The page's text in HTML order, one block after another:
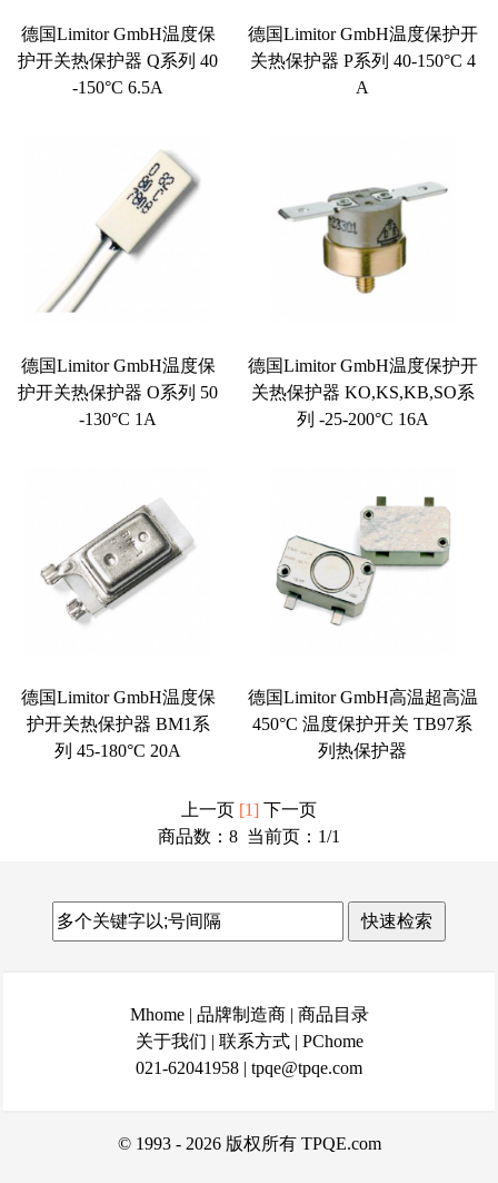
德国Limitor GmbH温度保
护开关热保护器 Q系列 40
-150°C 6.5A
德国Limitor GmbH温度保护开
关热保护器 P系列 40-150°C 4
A
德国Limitor GmbH温度保
护开关热保护器 O系列 50
-130°C 1A
德国Limitor GmbH温度保护开
关热保护器 KO,KS,KB,SO系
列 -25-200°C 16A
德国Limitor GmbH温度保
护开关热保护器 BM1系
列 45-180°C 20A
德国Limitor GmbH高温超高温
450°C 温度保护开关 TB97系
列热保护器
上一页 [1] 下一页
商品数：8 当前页： 1/1
Mhome| 品牌制造商| 商品目录
关于我们 | 联系方式| PChome
021-62041958 | tpqe@tpqe.com
© 1993 - 2026 版权所有 TPQE.com